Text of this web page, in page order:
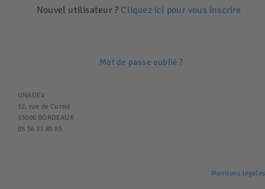
Nouvel utilisateur ? Cliquez ici pour vous inscrire
Mot de passe oublié ?
UNADEV
12, rue de Cursol
33000 BORDEAUX
05 56 33 85 85
Mentions légales